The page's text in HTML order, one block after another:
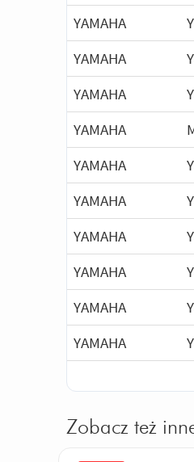
YAMAHA
YAMAHA
YAMAHA
YAMAHA
YAMAHA
YAMAHA
YAMAHA
YAMAHA
YAMAHA
YAMAHA
Zobacz też